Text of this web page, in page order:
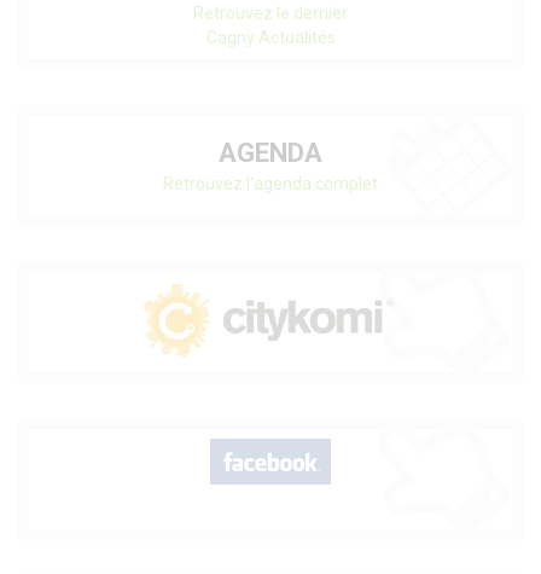
Retrouvez le dernier
Cagny Actualités
AGENDA
Retrouvez l'agenda complet